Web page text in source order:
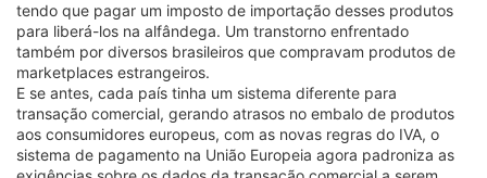
tendo que pagar um imposto de importação desses produtos
para liberá-los na alfândega. Um transtorno enfrentado
também por diversos brasileiros que compravam produtos de
marketplaces estrangeiros.
E se antes, cada país tinha um sistema diferente para
transação comercial, gerando atrasos no embalo de produtos
aos consumidores europeus, com as novas regras do IVA, o
sistema de pagamento na União Europeia agora padroniza as